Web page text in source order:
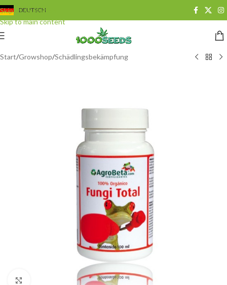
Skip to navigation
Skip to main content
DEUTSCH
Start/Growshop/Schädlingsbekämpfung
Click to enlarge